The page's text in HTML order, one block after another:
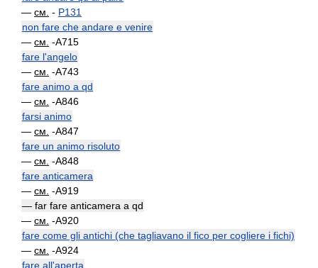
— см. - P131
non fare che andare e venire
— см. -A715
fare l'angelo
— см. -A743
fare animo a qd
— см. -A846
farsi animo
— см. -A847
fare un animo risoluto
— см. -A848
fare anticamera
— см. -A919
— far fare anticamera a qd
— см. -A920
fare come gli antichi (che tagliavano il fico per cogliere i fichi)
— см. -A924
fare all'aperta